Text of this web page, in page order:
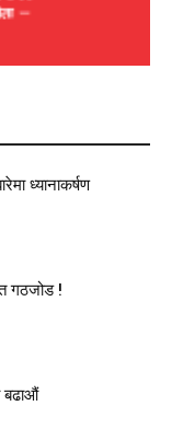
ध्यानाकर्षण
गठजोड !
बढाऔं